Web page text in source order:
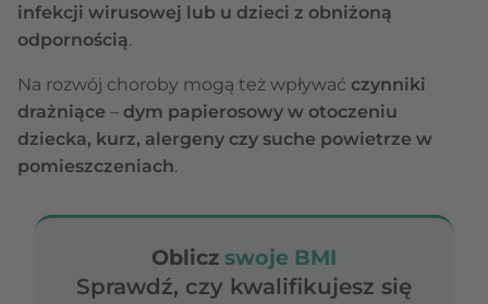
infekcji wirusowej lub u dzieci z obniżoną
odpornością.
Na rozwój choroby mogą też wpływać czynniki
drażniące – dym papierosowy w otoczeniu
dziecka, kurz, alergeny czy suche powietrze w
pomieszczeniach.
Oblicz swoje BMI
Sprawdź, czy kwalifikujesz się